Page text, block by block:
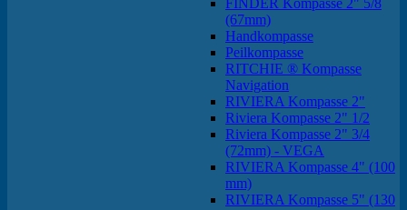
FINDER Kompasse 2" 5/8
(67mm)
Handkompasse
Peilkompasse
RITCHIE ® Kompasse
Navigation
RIVIERA Kompasse 2"
Riviera Kompasse 2" 1/2
Riviera Kompasse 2" 3/4
(72mm) - VEGA
RIVIERA Kompasse 4" (100
mm)
RIVIERA Kompasse 5" (130